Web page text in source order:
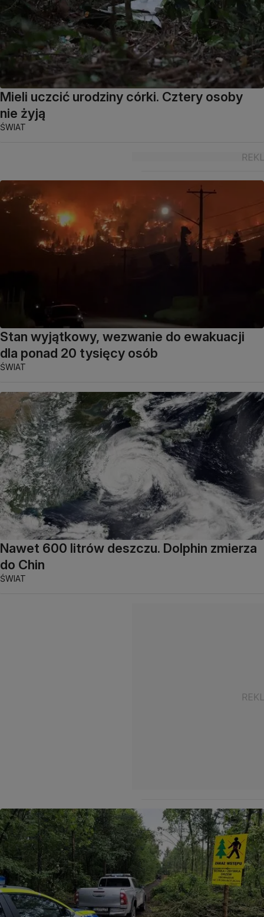
Mieli uczcić urodziny córki. Cztery osoby
nie żyją
ŚWIAT
Stan wyjątkowy, wezwanie do ewakuacji
dla ponad 20 tysięcy osób
ŚWIAT
Nawet 600 litrów deszczu. Dolphin zmierza
do Chin
ŚWIAT